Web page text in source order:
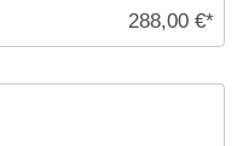
Schiene, io-homecontrol288,00 €*